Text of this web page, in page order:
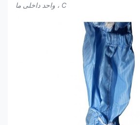
C ، واحد داخلی ما